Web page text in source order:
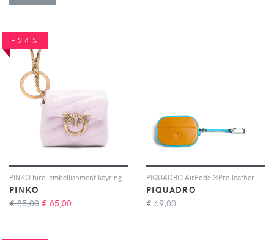
-24%
PINKO
€ 85,00 € 65,00
PIQUADRO
€ 69,00